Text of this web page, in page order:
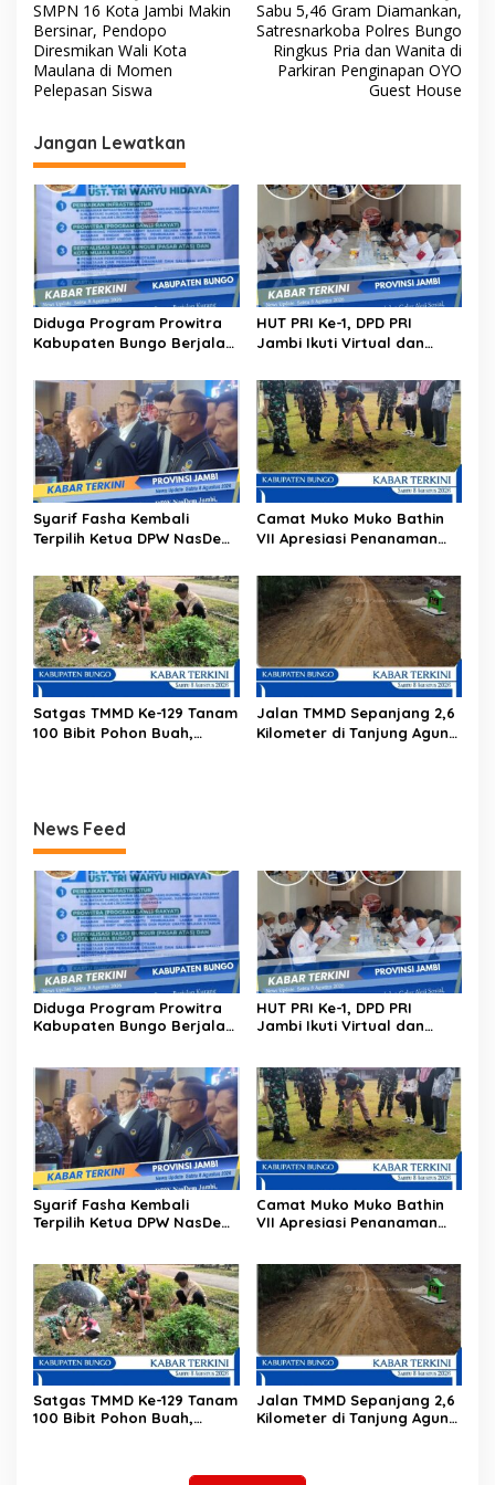
a
v
i
a
s
i
p
o
s
SMPN 16 Kota Jambi Makin
Bersinar, Pendopo
Diresmikan Wali Kota
Maulana di Momen
Pelepasan Siswa
Sabu 5,46 Gram Diamankan,
Satresnarkoba Polres Bungo
Ringkus Pria dan Wanita di
Parkiran Penginapan OYO
Guest House
Jangan Lewatkan
Diduga Program Prowitra
Kabupaten Bungo Berjalan
Pertanyakan Transparansi
HUT PRI Ke-1, DPD PRI
Jambi Ikuti Virtual dan
Sembako hingga Pasar
Tradisional
Syarif Fasha Kembali
Terpilih Ketua DPW NasDem
Pilgub 2029 Jika Didukung
DPP
Camat Muko Muko Bathin
VII Apresiasi Penanaman
TMMD
Satgas TMMD Ke-129 Tanam
100 Bibit Pohon Buah,
Jalan TMMD Sepanjang 2,6
Kilometer di Tanjung Agung
News Feed
Diduga Program Prowitra
Kabupaten Bungo Berjalan
HUT PRI Ke-1, DPD PRI
Jambi Ikuti Virtual dan
Tradisional
Syarif Fasha Kembali
Terpilih Ketua DPW NasDem
DPP
Camat Muko Muko Bathin
VII Apresiasi Penanaman
Satgas TMMD Ke-129 Tanam
100 Bibit Pohon Buah,
Jalan TMMD Sepanjang 2,6
Kilometer di Tanjung Agung
Terbuka